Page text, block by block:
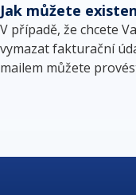
Jak můžete
V případě, že chcete
vymazat fakturační
mailem můžete